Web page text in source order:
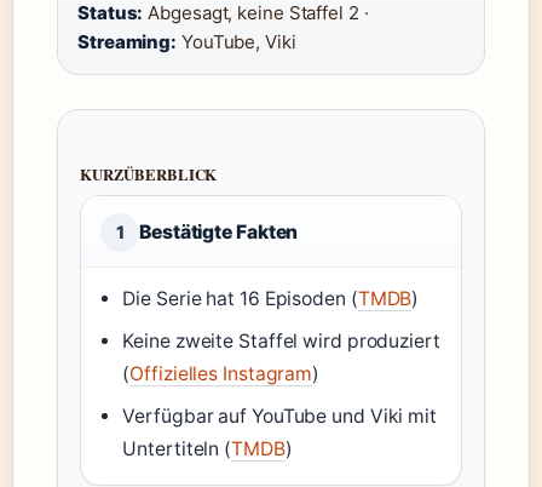
Status: Abgesagt, keine Staffel 2 ·
Streaming: YouTube, Viki
KURZÜBERBLICK
1 Bestätigte Fakten
Die Serie hat 16 Episoden (TMDB)
Keine zweite Staffel wird produziert
(Offizielles Instagram)
Verfügbar auf YouTube und Viki mit
Untertiteln (TMDB)